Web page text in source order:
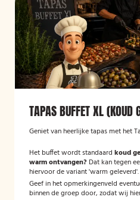
TAPAS BUFFET XL (KOUD
Geniet van heerlijke tapas met het
Het buffet wordt standaard koud
warm ontvangen? Dat kan tegen
hiervoor de variant 'warm geleverd'.
Geef in het opmerkingenveld
binnen de groep door, zodat wij